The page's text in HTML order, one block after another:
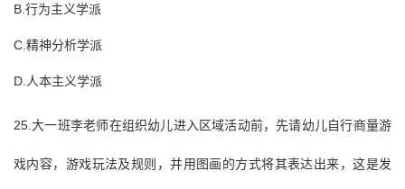
B.行为主义学派
C.精神分析学派
D.人本主义学派
25.大一班李老师在组织幼儿进入区域活动前，先请幼儿自行商量游
戏内容，游戏玩法及规则，并用图画的方式将其表达出来，这是发